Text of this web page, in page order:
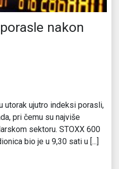
nakon
utorak ujutro indeksi porasli,
pri čemu su najviše
sektoru. STOXX 600
bio je u 9,30 sati u [...]